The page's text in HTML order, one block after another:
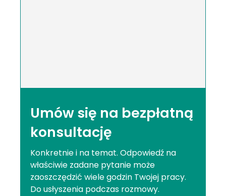
Umów się na bezpłatną
konsultację
Konkretnie i na temat. Odpowiedź na
właściwie zadane pytanie może
zaoszczędzić wiele godzin Twojej pracy.
Do usłyszenia podczas rozmowy.